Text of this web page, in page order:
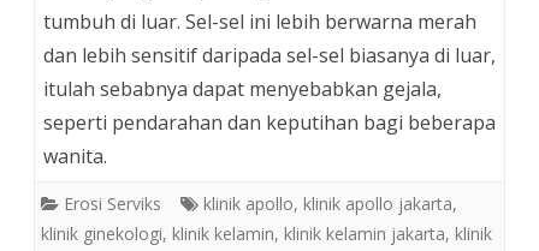
tumbuh di luar. Sel-sel ini lebih berwarna merah
dan lebih sensitif daripada sel-sel biasanya di luar,
itulah sebabnya dapat menyebabkan gejala,
seperti pendarahan dan keputihan bagi beberapa
wanita.
Erosi Serviks klinik apollo, klinik apollo jakarta,
klinik ginekologi, klinik kelamin, klinik kelamin jakarta, klinik